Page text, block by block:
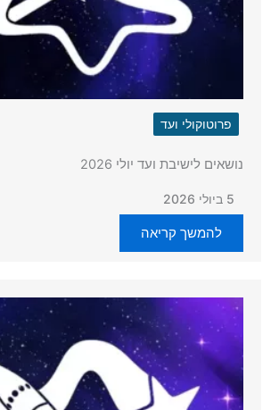
פרוטוקולי ועד
נושאים לישיבת ועד יולי 2026
5 ביולי 2026
להמשך קריאה